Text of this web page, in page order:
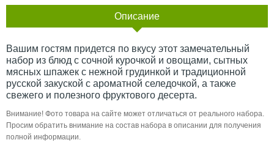
Описание
Вашим гостям придется по вкусу этот замечательный
набор из блюд с сочной курочкой и овощами, сытных
мясных шпажек с нежной грудинкой и традиционной
русской закуской с ароматной селедочкой, а также
свежего и полезного фруктового десерта.
Внимание! Фото товара на сайте может отличаться от реального набора.
Просим обратить внимание на состав набора в описании для получения
полной информации.